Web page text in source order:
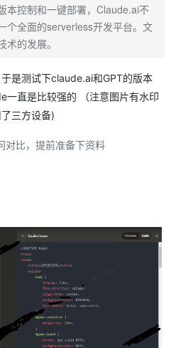
本控制和一键部署，Claude.ai不
个全面的serverless开发平台。文
的发展。
是测试下claude.ai和GPT的版本
一直是比较强的 （注意图片有水印
三方设备)
对比，提前准备下资料